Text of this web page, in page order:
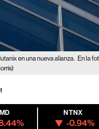
en una nueva alianza. En la
NTNX
-0.94%